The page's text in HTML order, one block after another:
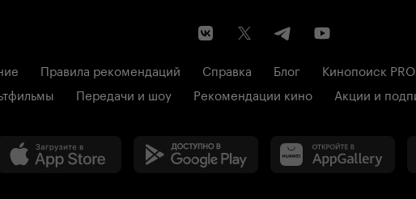
Правила рекомендаций Справка Блог Кинопоиск PRO
Передачи и шоу Рекомендации кино Акции и